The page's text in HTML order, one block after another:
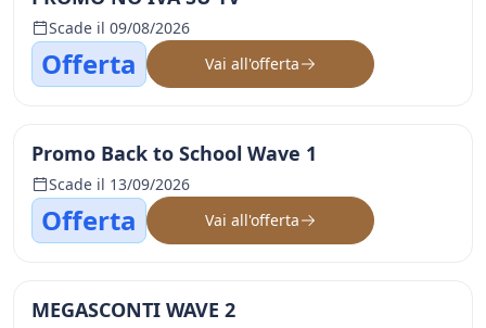
Scade il 09/08/2026
Offerta Vai all'offerta
Promo Back to School Wave 1
Scade il 13/09/2026
Offerta Vai all'offerta
MEGASCONTI WAVE 2